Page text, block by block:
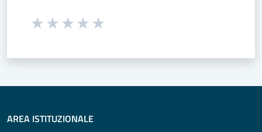
Seleziona una valutazione da 1 a 5 stelle
AREA ISTITUZIONALE